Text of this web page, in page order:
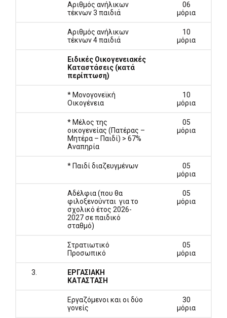
Αριθμός ανήλικων
τέκνων 3 παιδιά
06
μόρια
Αριθμός ανήλικων
τέκνων 4 παιδιά
10
μόρια
Ειδικές Οικογενειακές
Καταστάσεις (κατά
περίπτωση)
* Μονογονεϊκή
Οικογένεια
10
μόρια
* Μέλος της
οικογενείας (Πατέρας –
Μητέρα – Παιδί) > 67%
Αναπηρία
05
μόρια
* Παιδί διαζευγμένων
05
μόρια
Αδέλφια (που θα
φιλοξενούνται για το
σχολικό έτος 2026-
2027 σε παιδικό
σταθμό)
05
μόρια
Στρατιωτικό
Προσωπικό
05
μόρια
3.
ΕΡΓΑΣΙΑΚΗ
ΚΑΤΑΣΤΑΣΗ
Εργαζόμενοι και οι δύο
γονείς
30
μόρια